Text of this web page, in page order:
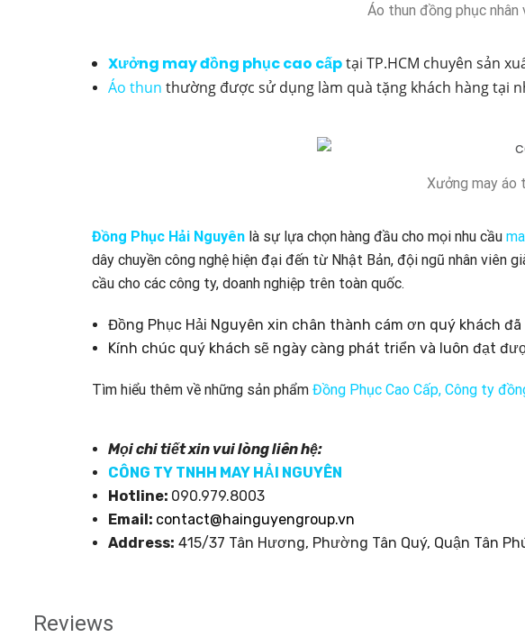
Áo thun đồng phục
Xưởng may đồng phục cao cấptại TP.HCM chuyên sản
Áo thun thường được sử dụng làm quà tặng khách hàng tại
Xưởng may áo
Đồng Phục Hải Nguyên là sự lựa chọn hàng đầu cho mọi nhu cầu
dây chuyền công nghệ hiện đại đến từ Nhật Bản, đội ngũ nhân viên
cầu cho các công ty, doanh nghiệp trên toàn quốc.
Đồng Phục Hải Nguyên xin chân thành cám ơn quý khách
Kính chúc quý khách sẽ ngày càng phát triển và luôn đạt
Tìm hiểu thêm về những sản phẩm Đồng Phục Cao Cấp, Công ty
Mọi chi tiết xin vui lòng liên hệ:
CÔNG TY TNHH MAY HẢI NGUYÊN
Hotline: 090.979.8003
Email: contact@hainguyengroup.vn
Address: 415/37 Tân Hương, Phường Tân Quý, Quận Tân
Reviews